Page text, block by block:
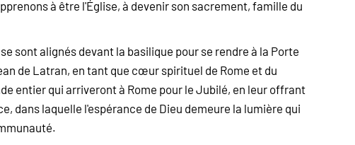
à être l'Église, à devenir son sacrement, famille du
sont alignés devant la basilique pour se rendre à la Porte
de Latran, en tant que cœur spirituel de Rome et du
entier qui arriveront à Rome pour le Jubilé, en leur offrant
dans laquelle l'espérance de Dieu demeure la lumière qui